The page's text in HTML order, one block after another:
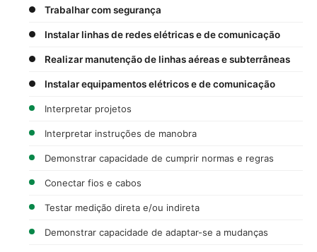
Trabalhar com segurança
Instalar linhas de redes elétricas e de comunicação
Realizar manutenção de linhas aéreas e subterrâneas
Instalar equipamentos elétricos e de comunicação
Interpretar projetos
Interpretar instruções de manobra
Demonstrar capacidade de cumprir normas e regras
Conectar fios e cabos
Testar medição direta e/ou indireta
Demonstrar capacidade de adaptar-se a mudanças